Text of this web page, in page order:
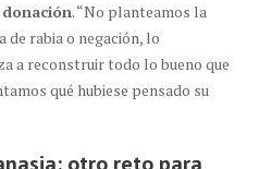
donación. “No planteamos la
de rabia o negación, lo
a reconstruir todo lo bueno que
qué hubiese pensado su